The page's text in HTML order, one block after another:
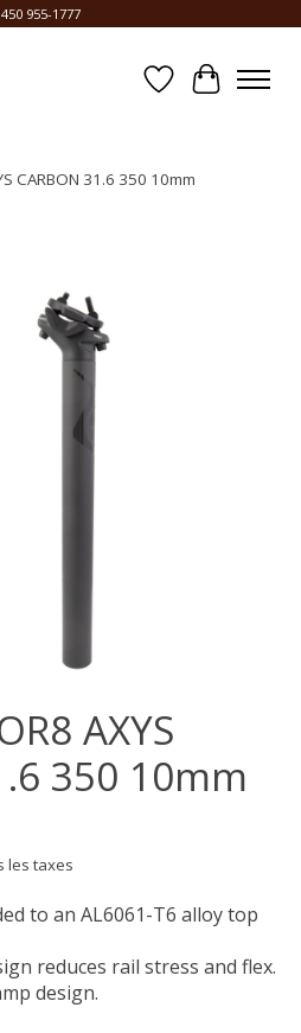
955-1777
Liste dePanier
CARBON 31.6 350 10mm
Items
AXYS
350 10mm
les taxes
to an AL6061-T6 alloy top
reduces rail stress and flex.
design.